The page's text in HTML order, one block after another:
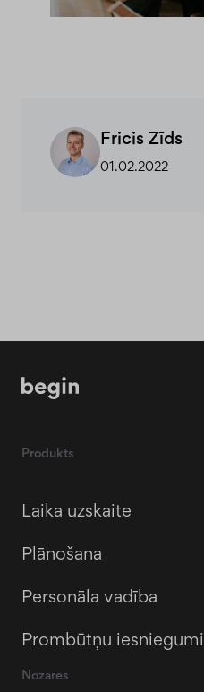
Fricis Zīds
01.02.2022
Produkts
Laika uzskaite
Plānošana
Personāla vadība
Prombūtņu iesniegumi
Nozares